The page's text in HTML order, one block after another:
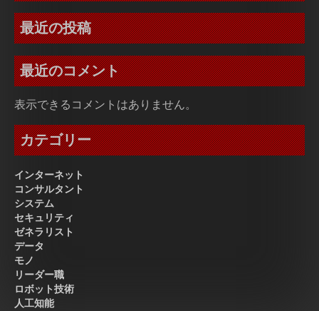
最近の投稿
最近のコメント
表示できるコメントはありません。
カテゴリー
インターネット
コンサルタント
システム
セキュリティ
ゼネラリスト
データ
モノ
リーダー職
ロボット技術
人工知能